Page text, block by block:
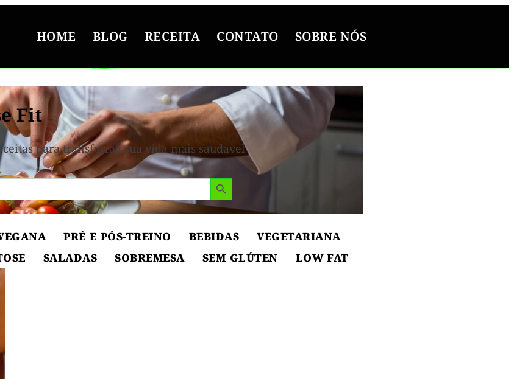
HOME BLOG RECEITA CONTATO SOBRE NÓS
Fit
para transforma sua vida mais saudavel
Search Button
PRÉ E PÓS-TREINO BEBIDAS
VEGETARIANA
SALADAS SOBREMESA SEM GLÚTEN LOW FAT